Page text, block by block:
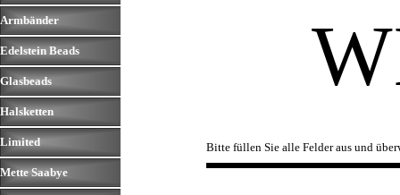
Armbänder
Edelstein Beads
Glasbeads
Halsketten
Limited
Mette Saabye
Bitte füllen Sie alle Felder aus und